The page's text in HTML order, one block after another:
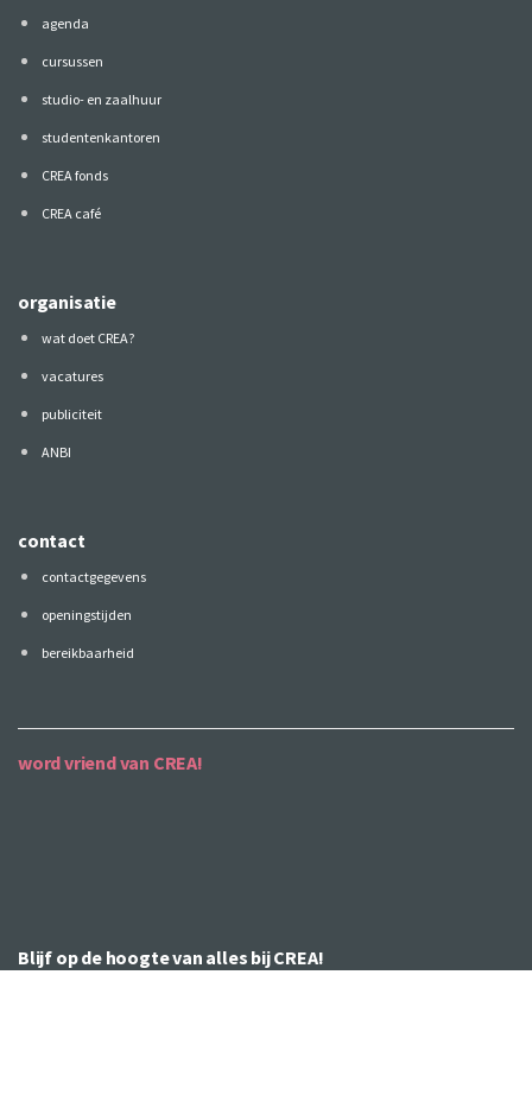
agenda
cursussen
studio- en zaalhuur
studentenkantoren
CREA fonds
CREA café
organisatie
wat doet CREA?
vacatures
publiciteit
ANBI
contact
contactgegevens
openingstijden
bereikbaarheid
word vriend van CREA!
Blijf op de hoogte van alles bij CREA!